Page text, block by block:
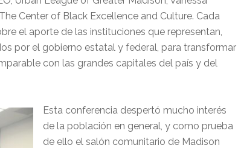
Center of Black Excellence and Culture. Cada
el aporte de las instituciones que representan,
por el gobierno estatal y federal, para transformar
con las grandes capitales del país y del
Esta conferencia despertó mucho interés
de la población en general, y como prueba
de ello el salón comunitario de Madison